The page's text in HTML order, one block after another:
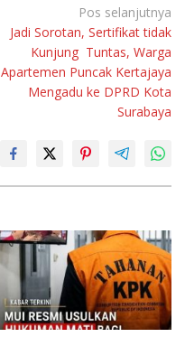
Pos selanjutnya
Jadi Sorotan, Sertifikat tidak
Kunjung Tuntas, Warga
Apartemen Puncak Kertajaya
Mengadu ke DPRD Kota
Surabaya